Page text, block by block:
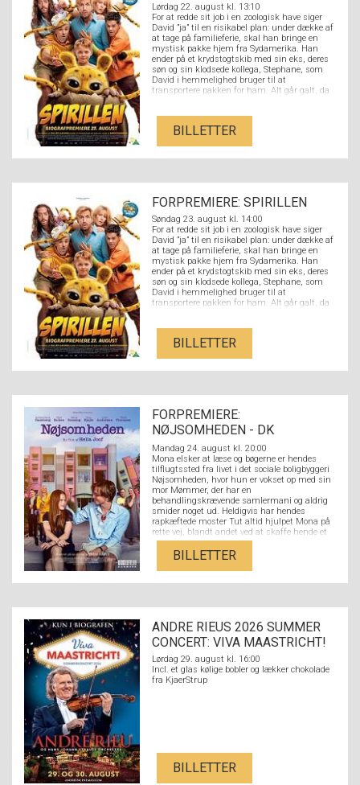
Lørdag 22. august kl. 13:10
For at redde sit job i en zoologisk have siger
David ”ja” til en risikabel plan: under dække af
at tage på familieferie, skal han bringe en
mystisk pakke hjem fra Sydamerika. Han
ender på et krydstogtskib med sin eks, deres
søn og sin klodsede kollega, Stephane, som
David i hemmelighed bruger til at
transportere pakken for ham. Alt går galt, da
og deres tur forvandles til et fuldstændigt
BILLETTER
FORPREMIERE: SPIRILLEN
Søndag 23. august kl. 14:00
For at redde sit job i en zoologisk have siger
David ”ja” til en risikabel plan: under dække af
at tage på familieferie, skal han bringe en
mystisk pakke hjem fra Sydamerika. Han
ender på et krydstogtskib med sin eks, deres
søn og sin klodsede kollega, Stephane, som
David i hemmelighed bruger til at
transportere pakken for ham. Alt går galt, da
og deres tur forvandles til et fuldstændigt
BILLETTER
FORPREMIERE:
NØJSOMHEDEN - DK
UNDERTEKSTER
Mandag 24. august kl. 20:00
Mona elsker at læse og bøgerne er hendes
tilflugtssted fra livet i det sociale boligbyggeri
Nøjsomheden, hvor hun er vokset op med sin
mor Mømmer, der har en
behandlingskrævende samlermani og aldrig
smider noget ud. Heldigvis har hendes
rapkæftede moster Tut altid hjulpet Mona på
rette vej, blandt andet ved at skaffe hende et
job i den lokale boghandel. Her møder hun den
litteraturstuderende Nikolaj fra den fine ende
af byen, og de forelsker sig hovedkulds. Men
der er langt fra Nikolajs kulturradikale
overklassebaggrund med hørfester og
flaskeøl og et par på hatten på den lokale
kærligheden sejre på tværs af Strandvejen,
eller er forskellen mellem dem for stor?
BILLETTER
ANDRE RIEUS 2026 SUMMER
CONCERT: VIVA MAASTRICHT!
Lørdag 29. august kl. 16:00
Incl. et glas kølige bobler og lækker chokolade
fra KjaerStrup
BILLETTER